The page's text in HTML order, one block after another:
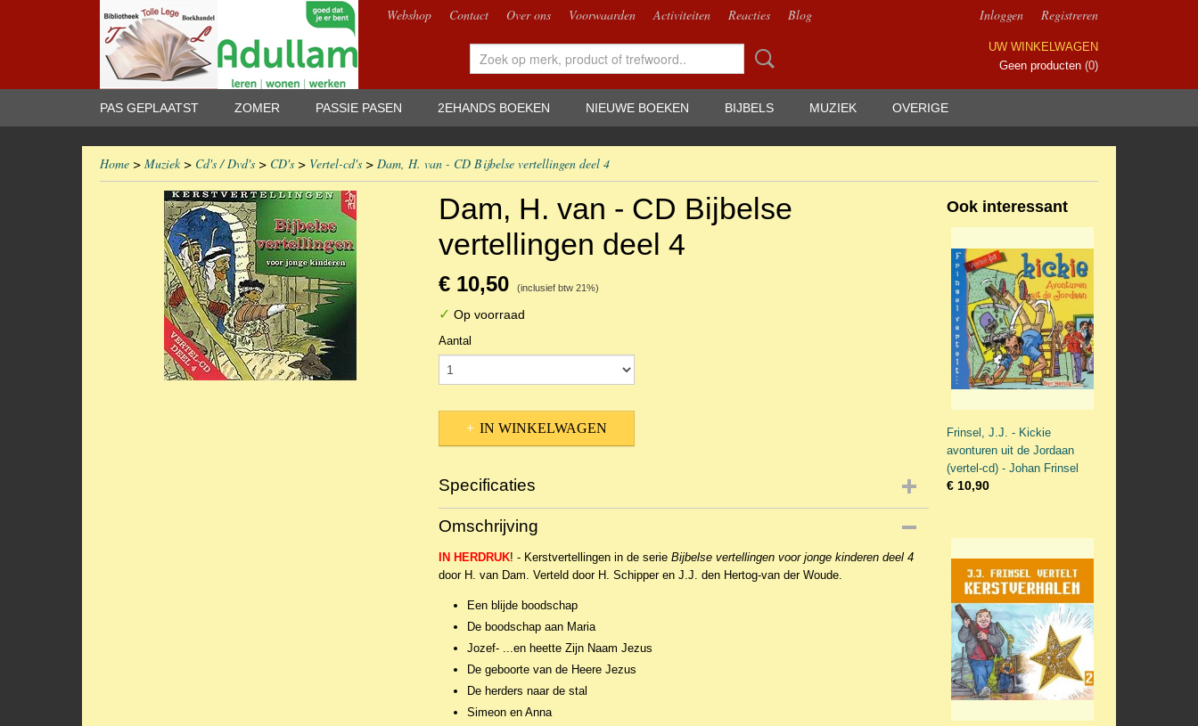
Webshop Contact Over ons Voorwaarden Activiteiten Reacties Blog Inloggen Registreren
UW WINKELWAGEN
Geen producten (0)
PAS GEPLAATST ZOMER PASSIE PASEN 2EHANDS BOEKEN NIEUWE BOEKEN BIJBELS MUZIEK OVERIGE
Home > Muziek> Cd's / Dvd's > CD's > Vertel-cd's > Dam, H. van - CD Bijbelse vertellingen deel 4
Dam, H. van - CD Bijbelse
vertellingen deel 4
€ 10,50 (inclusief btw 21%)
✓ Op voorraad
Aantal
IN WINKELWAGEN
Specificaties
Productcode
EAN code
Omschrijving
IN HERDRUK! - Kerstvertellingen in de serie Bijbelse vertellingen voor jonge kinderen deel 4
door H. van Dam. Verteld door H. Schipper en J.J. den Hertog-van der Woude.
Een blijde boodschap
De boodschap aan Maria
Jozef- ...en heette Zijn Naam Jezus
De geboorte van de Heere Jezus
De herders naar de stal
Simeon en Anna
Ook interessant
Frinsel, J.J. - Kickie
avonturen uit de Jordaan
(vertel-cd) - Johan Frinsel
€ 10,90